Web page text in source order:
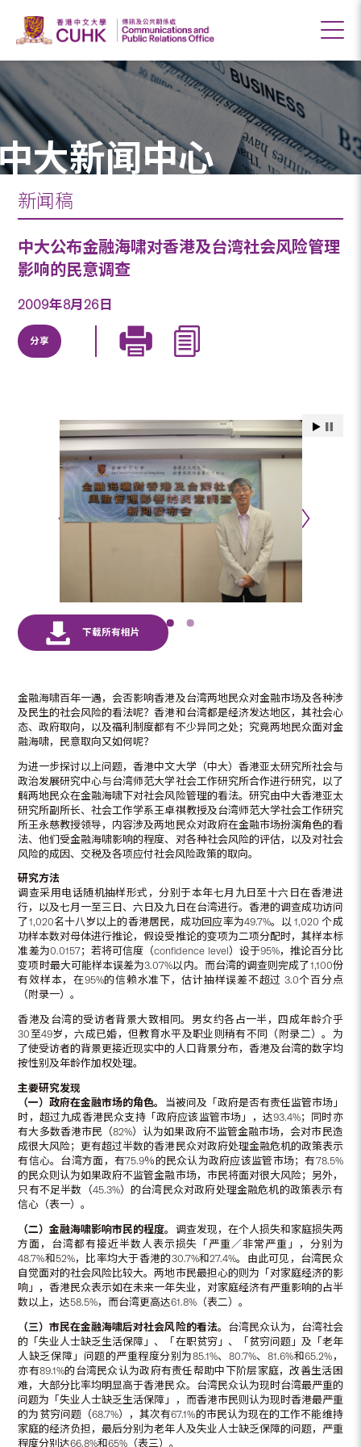
大新闻中心
新闻稿
中大公布金融海啸对香港及台湾社会风险管理
影响的民意调查
2009年8月26日
分享
金融海啸百年一遇，会否影响香港及台湾两地民众对金融市场及各种涉
及民生的社会风险的看法呢？香港和台湾都是经济发达地区，其社会心
态、政府取向，以及福利制度都有不少异同之处；究竟两地民众面对金
融海啸，民意取向又如何呢？
为进一步探讨以上问题，香港中文大学（中大）香港亚太研究所社会与
政治发展研究中心与台湾师范大学社会工作研究所合作进行研究，以了
解两地民众在金融海啸下对社会风险管理的看法。研究由中大香港亚太
研究所副所长、社会工作学系王卓祺教授及台湾师范大学社会工作研究
所王永慈教授领导，内容涉及两地民众对政府在金融市场扮演角色的看
法、他们受金融海啸影响的程度、对各种社会风险的评估，以及对社会
风险的成因、交税及各项应付社会风险政策的取向。
研究方法
调查采用电话随机抽样形式，分别于本年七月九日至十六日在香港进
行，以及七月一至三日、六日及九日在台湾进行。香港的调查成功访问
了1,020名十八岁以上的香港居民，成功回应率为49.7%。以 1,020 个成
功样本数对母体进行推论，假设受推论的变项为二项分配时，其样本标
准差为0.0157；若将可信度（confidence level）设于95%，推论百分比
变项时最大可能样本误差为3.07%以内。而台湾的调查则完成了1,100份
有效样本，在95%的信赖水准下，估计抽样误差不超过 3.0个百分点
（附录一）。
香港及台湾的受访者背景大致相同。男女约各占一半，四成年龄介乎
30至49岁，六成已婚，但教育水平及职业则稍有不同（附录二）。为
了使受访者的背景更接近现实中的人口背景分布，香港及台湾的数字均
按性别及年龄作加权处理。
主要研究发现
（一）政府在金融市场的角色。 当被问及「政府是否有责任监管市场」
时，超过九成香港民众支持「政府应该监管市场」，达93.4%；同时亦
有大多数香港市民（82%）认为如果政府不监管金融市场，会对市民造
成很大风险；更有超过半数的香港民众对政府处理金融危机的政策表示
有信心。台湾方面，有75.9％的民众认为政府应该监管市场；有78.5%
的民众则认为如果政府不监管金融市场，市民将面对很大风险；另外，
只有不足半数（45.3%）的台湾民众对政府处理金融危机的政策表示有
信心（表一）。
（二）金融海啸影响市民的程度。 调查发现，在个人损失和家庭损失两
方面，台湾都有接近半数人表示损失「严重／非常严重」，分别为
48.7%和52%，比率均大于香港的30.7%和27.4%。由此可见，台湾民众
自觉面对的社会风险比较大。两地市民最担心的则为「对家庭经济的影
响」，香港民众表示如在未来一年失业，对家庭经济有严重影响的占半
数以上，达58.5%，而台湾更高达61.8%（表二）。
（三）市民在金融海啸后对社会风险的看法。 台湾民众认为，台湾社会
的「失业人士缺乏生活保障」、「在职贫穷」、「贫穷问题」及「老年
人缺乏保障」问题的严重程度分别为85.1%、80.7%、81.6%和65.2%，
亦有89.1%的台湾民众认为政府有责任帮助中下阶层家庭，改善生活困
难，大部分比率均明显高于香港民众。台湾民众认为现时台湾最严重的
问题为「失业人士缺乏生活保障」，而香港市民则认为现时香港最严重
的为贫穷问题（68.7%），其次有67.1%的市民认为现在的工作不能维持
家庭的经济负担，最后分别为老年人及失业人士缺乏保障的问题，严重
程度分别达66.8%和65%（表三）。